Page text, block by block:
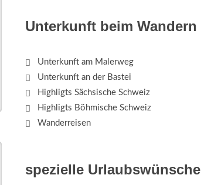
Unterkunft beim Wandern
Unterkunft am Malerweg
Unterkunft an der Bastei
Highligts Sächsische Schweiz
Highligts Böhmische Schweiz
Wanderreisen
spezielle Urlaubswünsche